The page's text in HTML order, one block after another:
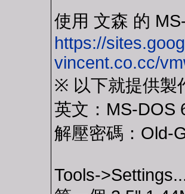
使用 文森 的
https://
vincent.co.cc/
※ 以下就提供製
英文：MS-DOS
解壓密碼：Old-
Tools-